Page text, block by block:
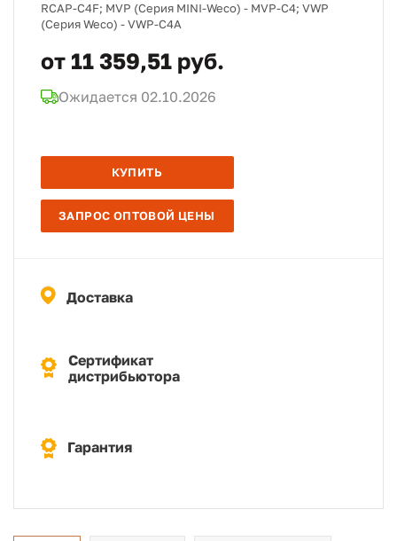
RCAP-C4F; MVP (Серия MINI-Weco) - MVP-C4; VWP
(Серия Weco) - VWP-C4A
от 11 359,51 руб.
Ожидается 02.10.2026
КУПИТЬ
ЗАПРОС ОПТОВОЙ ЦЕНЫ
Доставка
Сертификат
дистрибьютора
Гарантия